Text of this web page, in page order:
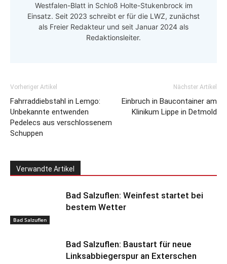
Westfalen-Blatt in Schloß Holte-Stukenbrock im
Einsatz. Seit 2023 schreibt er für die LWZ, zunächst
als Freier Redakteur und seit Januar 2024 als
Redaktionsleiter.
Vorheriger Artikel
Fahrraddiebstahl in Lemgo:
Unbekannte entwenden
Pedelecs aus verschlossenem
Schuppen
Nächster Artikel
Einbruch in Baucontainer am
Klinikum Lippe in Detmold
Verwandte Artikel
Bad Salzuflen
Bad Salzuflen: Weinfest startet bei
bestem Wetter
Bad Salzuflen: Baustart für neue
Linksabbiegerspur an Exterschen